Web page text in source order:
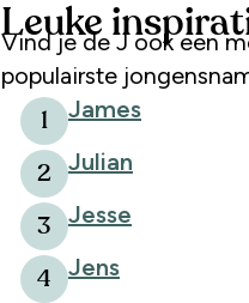
Leuke
Vind je de J ook een mooie letter? Laat je inspireren door de
populairste
1 James
2 Julian
3 Jesse
4 Jens